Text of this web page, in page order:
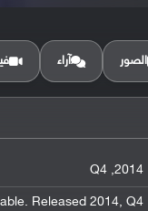
الصور آراء
2014, Q4
Released 2014, Q4